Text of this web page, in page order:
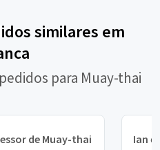
similares em
para Muay-thai
de Muay-thai Ian